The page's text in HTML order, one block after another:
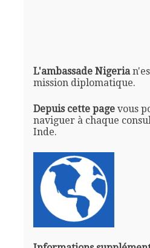
L'ambassade Nigeria
mission diplomatique.
Depuis cette pagevous
naviguer à chaque
Inde.